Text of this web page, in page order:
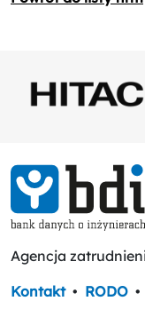
Agencja
Kontakt • RODO •